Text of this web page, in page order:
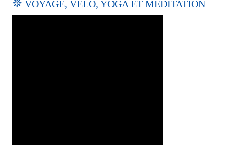
VOYAGE, VÉLO, YOGA ET MÉDITATION